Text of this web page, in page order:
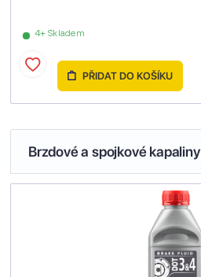
4+ Skladem
PŘIDAT DO KOŠÍKU
Brzdové a spojkové kapaliny